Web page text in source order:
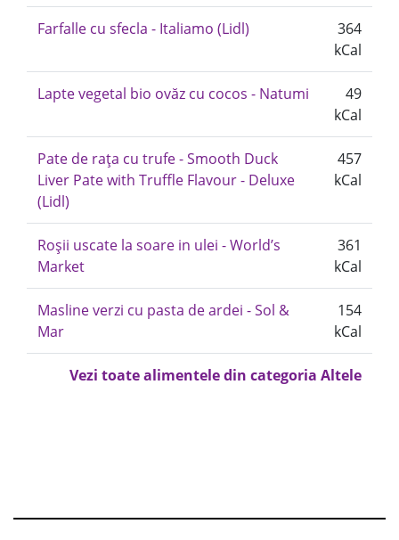
Farfalle cu sfecla - Italiamo (Lidl)
364
kCal
Lapte vegetal bio ovăz cu cocos - Natumi
49
kCal
Pate de rața cu trufe - Smooth Duck
Liver Pate with Truffle Flavour - Deluxe
(Lidl)
457
kCal
Roșii uscate la soare in ulei - World’s
Market
361
kCal
Masline verzi cu pasta de ardei - Sol &
Mar
154
kCal
Vezi toate alimentele din categoria Altele